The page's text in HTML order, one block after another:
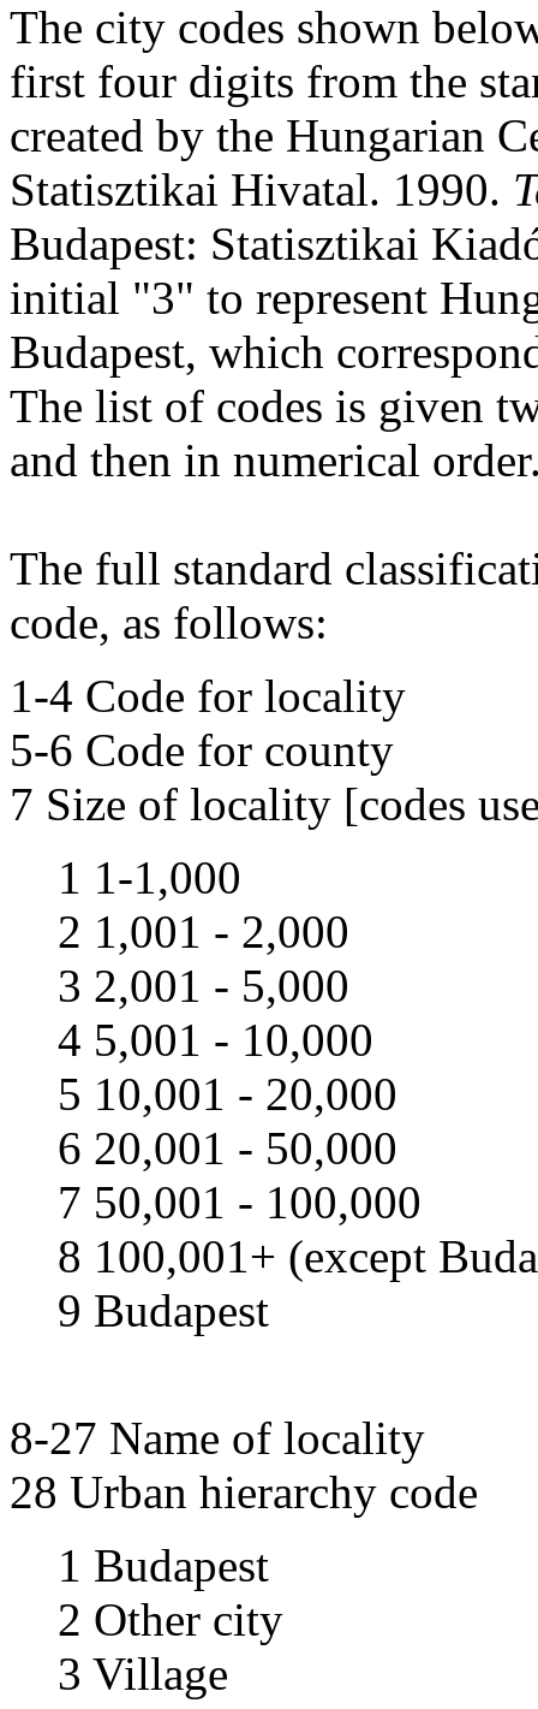
The city codes shown
first four digits from the
created by the Hungarian
Statisztikai Hivatal. 1990.
Budapest: Statisztikai
initial "3" to represent
Budapest, which
The list of codes is given
and then in numerical
The full standard
code, as follows:
1-4 Code for locality
5-6 Code for county
7 Size of locality [codes
1 1-1,000
2 1,001 - 2,000
3 2,001 - 5,000
4 5,001 - 10,000
5 10,001 - 20,000
6 20,001 - 50,000
7 50,001 - 100,000
8 100,001+ (except
9 Budapest
8-27 Name of locality
28 Urban hierarchy code
1 Budapest
2 Other city
3 Village